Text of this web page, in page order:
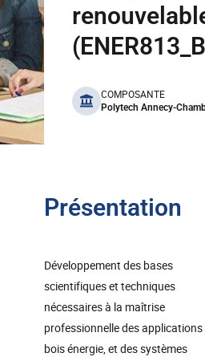
benefits
COMPOSANTE
Polytech Annecy-
Présentation
Développement des bases
scientifiques et techniques
nécessaires à la maîtrise
professionnelle des applications
bois énergie, et des systèmes